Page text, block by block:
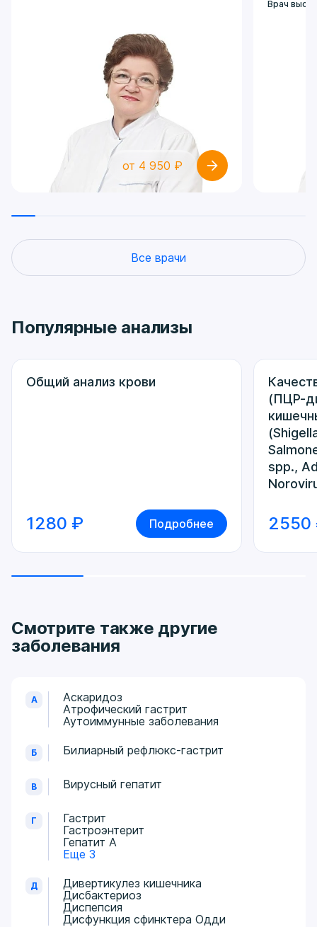
от 4 950 ₽
Врач
Все врачи
Популярные анализы
Общий анализ крови
1280 ₽ Подробнее
(ПЦР-
spp.,
2550
Смотрите также другие
заболевания
А
Аскаридоз
Атрофический гастрит
Аутоиммунные заболевания
Б Билиарный рефлюкс-гастрит
В Вирусный гепатит
Г
Гастрит
Гастроэнтерит
Гепатит А
Еще 3
Д
Дивертикулез кишечника
Дисбактериоз
Диспепсия
Дисфункция сфинктера Одди